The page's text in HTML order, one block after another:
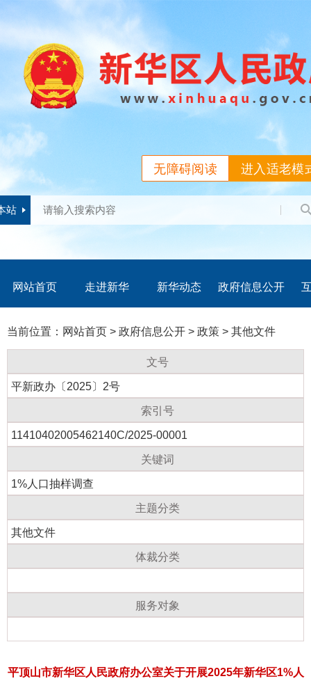
进入适老模
无障碍阅读
站
网站首页 走进新华 新华动态 政府信息公开
当前位置： 网站首页 > 政府信息公开 > 政策 > 其他文件
文号
平新政办〔2025〕2号
索引号
11410402005462140C/2025-00001
关键词
1%人口抽样调查
主题分类
其他文件
体裁分类
服务对象
平顶山市新华区人民政府办公室关于开展2025年新华区1%人